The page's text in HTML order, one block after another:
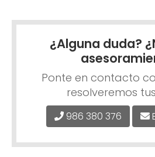
¿Alguna duda?
Ponte en contacto
resolveremos
986 380 376